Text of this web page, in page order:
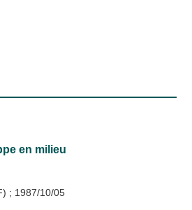
en milieu
; 1987/10/05